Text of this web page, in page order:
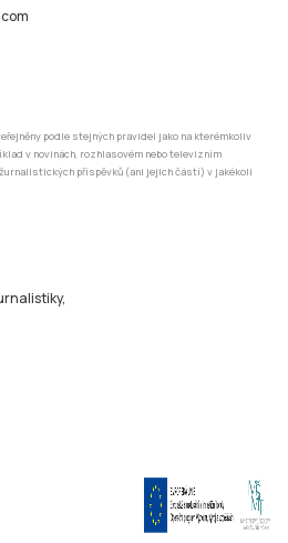
podle stejných pravidel jako na kterémkoliv
v novinách, rozhlasovém nebo televizním
příspěvků (ani jejich částí) v jakékoli